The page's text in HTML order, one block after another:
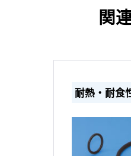
関
耐熱・耐食